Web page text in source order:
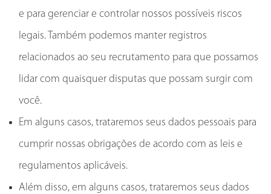
e para gerenciar e controlar nossos possíveis riscos
legais. Também podemos manter registros
relacionados ao seu recrutamento para que possamos
lidar com quaisquer disputas que possam surgir com
você.
Em alguns casos, trataremos seus dados pessoais para
cumprir nossas obrigações de acordo com as leis e
regulamentos aplicáveis.
Além disso, em alguns casos, trataremos seus dados